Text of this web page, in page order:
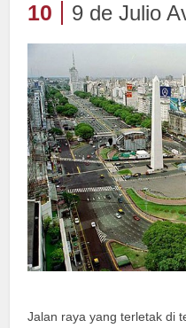
10 9 de Julio
Jalan raya yang terletak di